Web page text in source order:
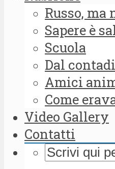
Russo, ma
Sapere è
Scuola
Dal
Amici
Come
Video Gallery
Contatti